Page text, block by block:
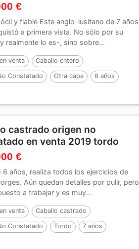
€
y fiable Este anglo-lusitano de 7 años
a primera vista. No sólo por su
realmente lo es-, sino sobre...
venta Caballo entero
Constatado Otra capa 8 años
castrado origen no
en venta 2019 tordo
€
6 años, realiza todos los ejercicios de
Aún quedan detalles por pulir, pero
a trabajar y es muy...
venta Caballo castrado
Constatado Tordo 7 años